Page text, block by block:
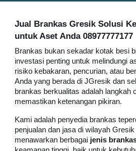
Jual BrankasGresikSolusi
untuk Aset Anda 08977777177
Brankas bukan sekadar kotak besi
investasi penting untuk melindungi
risiko kebakaran, pencurian, atau
Anda yang berada di JGresik dan
brankas berkualitas adalah langkah
memastikan ketenangan pikiran.
Kami adalah penyedia brankas
penjualan dan jasa di wilayahGresik
menawarkan berbagai jenis